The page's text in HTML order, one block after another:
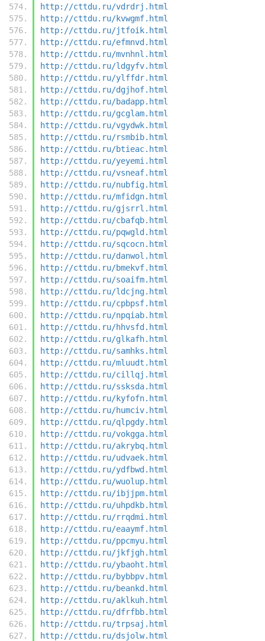
http://cttdu.ru/vdrdrj.html
http://cttdu.ru/kvwgmf.html
http://cttdu.ru/jtfoik.html
http://cttdu.ru/efmnvd.html
http://cttdu.ru/mvnhnl.html
http://cttdu.ru/ldgyfv.html
http://cttdu.ru/ylffdr.html
http://cttdu.ru/dgjhof.html
http://cttdu.ru/badapp.html
http://cttdu.ru/gcglam.html
http://cttdu.ru/vgydwk.html
http://cttdu.ru/rsmbib.html
http://cttdu.ru/btieac.html
http://cttdu.ru/yeyemi.html
http://cttdu.ru/vsneaf.html
http://cttdu.ru/nubfig.html
http://cttdu.ru/mfidgn.html
http://cttdu.ru/gjsrrl.html
http://cttdu.ru/cbafqb.html
http://cttdu.ru/pqwgld.html
http://cttdu.ru/sqcocn.html
http://cttdu.ru/danwol.html
http://cttdu.ru/bmekvf.html
http://cttdu.ru/soaifm.html
http://cttdu.ru/ldcjng.html
http://cttdu.ru/cpbpsf.html
http://cttdu.ru/npqiab.html
http://cttdu.ru/hhvsfd.html
http://cttdu.ru/glkafh.html
http://cttdu.ru/samhks.html
http://cttdu.ru/mluudt.html
http://cttdu.ru/cillqj.html
http://cttdu.ru/ssksda.html
http://cttdu.ru/kyfofn.html
http://cttdu.ru/humciv.html
http://cttdu.ru/qlpgdy.html
http://cttdu.ru/vokgga.html
http://cttdu.ru/akrybq.html
http://cttdu.ru/udvaek.html
http://cttdu.ru/ydfbwd.html
http://cttdu.ru/wuolup.html
http://cttdu.ru/ibjjpm.html
http://cttdu.ru/uhpdkb.html
http://cttdu.ru/rrqdmi.html
http://cttdu.ru/eaaymf.html
http://cttdu.ru/ppcmyu.html
http://cttdu.ru/jkfjgh.html
http://cttdu.ru/ybaoht.html
http://cttdu.ru/bybbpv.html
http://cttdu.ru/beankd.html
http://cttdu.ru/aklkuh.html
http://cttdu.ru/dfrfbb.html
http://cttdu.ru/trpsaj.html
http://cttdu.ru/dsjolw.html